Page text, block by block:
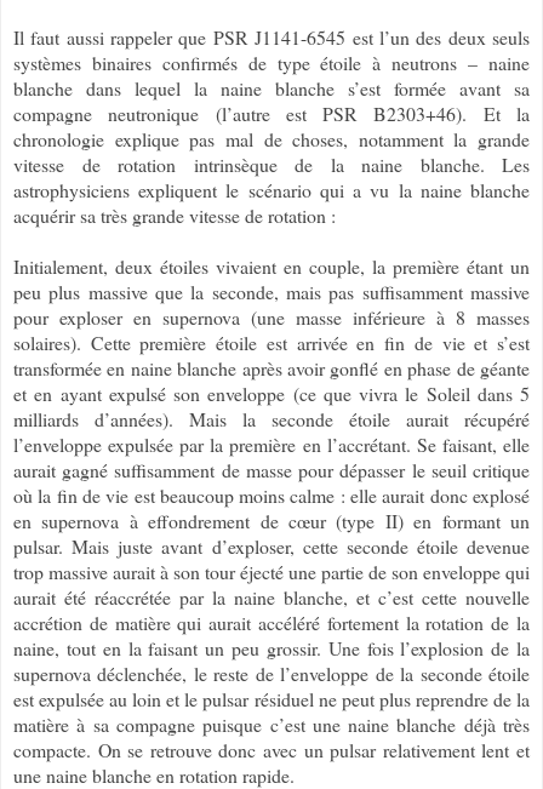
Il faut aussi rappeler que PSR J1141-6545 est l’un des deux seuls
systèmes binaires confirmés de type étoile à neutrons – naine
blanche dans lequel la naine blanche s’est formée avant sa
compagne neutronique (l’autre est PSR B2303+46). Et la
chronologie explique pas mal de choses, notamment la grande
vitesse de rotation intrinsèque de la naine blanche. Les
astrophysiciens expliquent le scénario qui a vu la naine blanche
acquérir sa très grande vitesse de rotation :
Initialement, deux étoiles vivaient en couple, la première étant un
peu plus massive que la seconde, mais pas suffisamment massive
pour exploser en supernova (une masse inférieure à 8 masses
solaires). Cette première étoile est arrivée en fin de vie et s’est
transformée en naine blanche après avoir gonflé en phase de géante
et en ayant expulsé son enveloppe (ce que vivra le Soleil dans 5
milliards d’années). Mais la seconde étoile aurait récupéré
l’enveloppe expulsée par la première en l’accrétant. Se faisant, elle
aurait gagné suffisamment de masse pour dépasser le seuil critique
où la fin de vie est beaucoup moins calme : elle aurait donc explosé
en supernova à effondrement de cœur (type II) en formant un
pulsar. Mais juste avant d’exploser, cette seconde étoile devenue
trop massive aurait à son tour éjecté une partie de son enveloppe qui
aurait été réaccrétée par la naine blanche, et c’est cette nouvelle
accrétion de matière qui aurait accéléré fortement la rotation de la
naine, tout en la faisant un peu grossir. Une fois l’explosion de la
supernova déclenchée, le reste de l’enveloppe de la seconde étoile
est expulsée au loin et le pulsar résiduel ne peut plus reprendre de la
matière à sa compagne puisque c’est une naine blanche déjà très
compacte. On se retrouve donc avec un pulsar relativement lent et
une naine blanche en rotation rapide.